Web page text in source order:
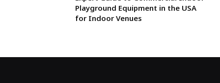
Playground Equipment in the USA
for Indoor Venues